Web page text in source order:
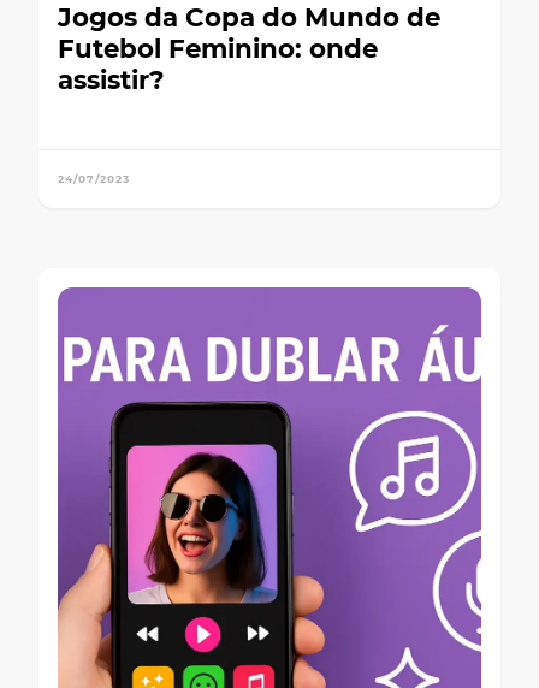
Jogos da Copa do Mundo de
Futebol Feminino: onde
assistir?
24/07/2023